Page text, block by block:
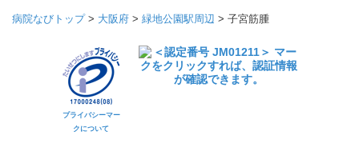
病院なびトップ> 大阪府 > 緑地公園駅周辺 > 子宮筋腫
プライバシーマー
クについて